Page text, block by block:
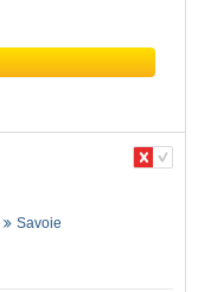
Savoie